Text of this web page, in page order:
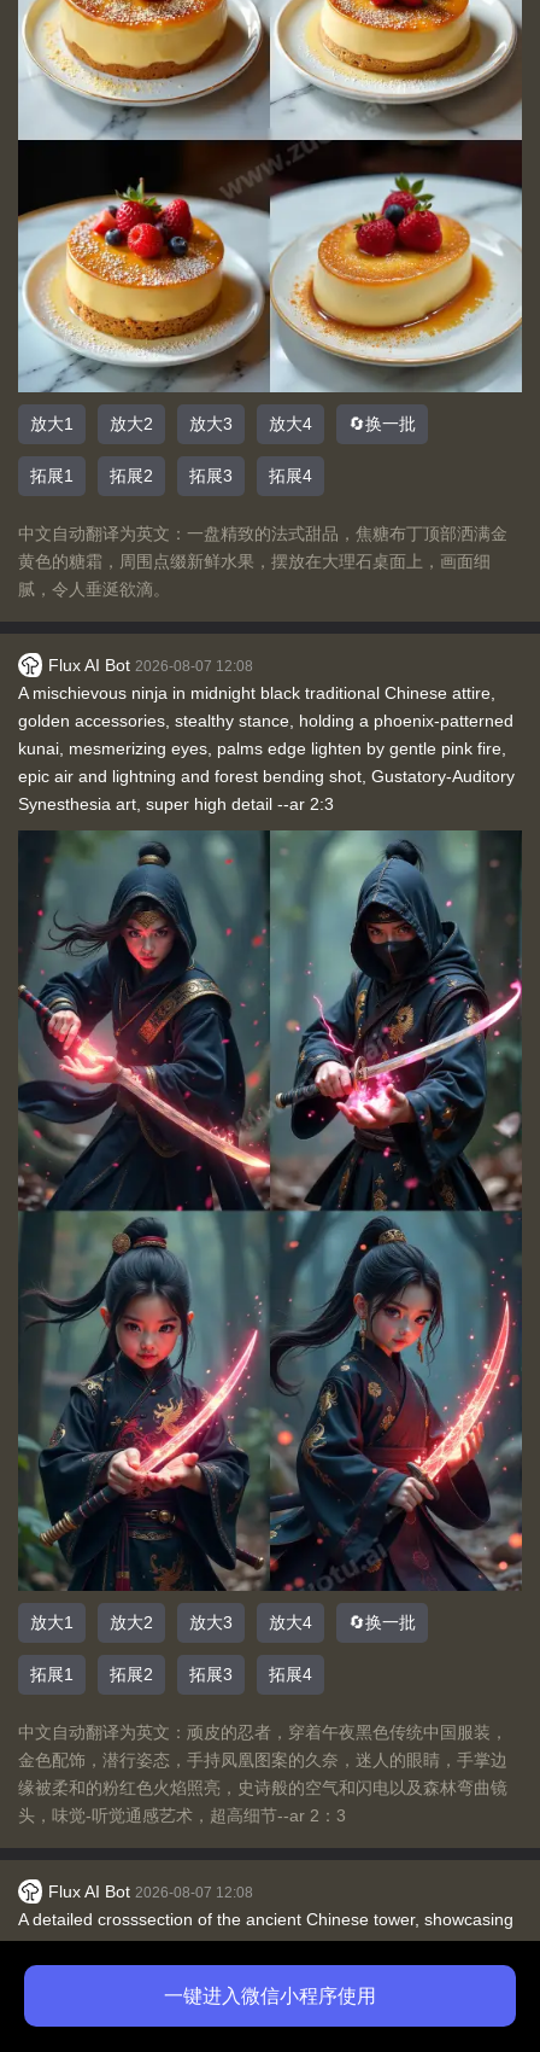
放大1 放大2 放大3 放大4 🔄换一批
拓展1 拓展2 拓展3 拓展4
中文自动翻译为英文：一盘精致的法式甜品，焦糖布丁顶部洒满金
黄色的糖霜，周围点缀新鲜水果，摆放在大理石桌面上，画面细
腻，令人垂涎欲滴。
Flux AI Bot 2026-08-07 12:08
A mischievous ninja in midnight black traditional Chinese attire,
golden accessories, stealthy stance, holding a phoenix-patterned
kunai, mesmerizing eyes, palms edge lighten by gentle pink fire,
epic air and lightning and forest bending shot, Gustatory-Auditory
Synesthesia art, super high detail --ar 2:3
放大1 放大2 放大3 放大4 🔄换一批
拓展1 拓展2 拓展3 拓展4
中文自动翻译为英文：顽皮的忍者，穿着午夜黑色传统中国服装，
金色配饰，潜行姿态，手持凤凰图案的久奈，迷人的眼睛，手掌边
缘被柔和的粉红色火焰照亮，史诗般的空气和闪电以及森林弯曲镜
头，味觉-听觉通感艺术，超高细节--ar 2：3
Flux AI Bot 2026-08-07 12:08
A detailed crosssection of the ancient Chinese tower, showcasing
its construction techniques and design elements in color pencil
style with realistic shadows, include labels for each level to
highlight key features such as rooms, bridges, or architecture
details, text panel at bottom shows information about historical
免费体验
一键进入微信小程序使用